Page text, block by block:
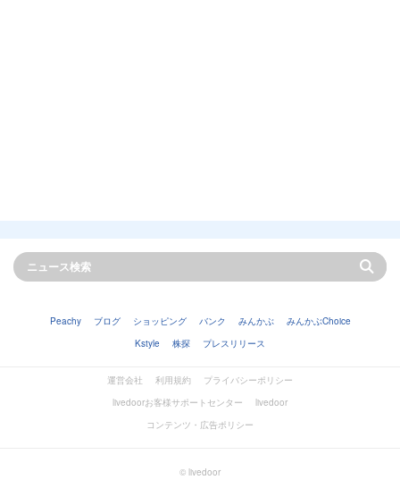
Peachy ブログ ショッピング バンク みんかぶ
みんかぶChoice
Kstyle
株探 プレスリリース
運営会社 利用規約
プライバシーポリシー
livedoorお客様サポートセンター
livedoor
コンテンツ・広告ポリシー
© livedoor